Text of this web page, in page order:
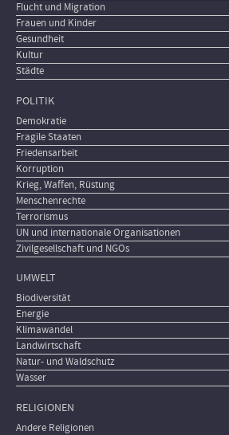
Flucht und Migration
Frauen und Kinder
Gesundheit
Kultur
Städte
POLITIK
Demokratie
Fragile Staaten
Friedensarbeit
Korruption
Krieg, Waffen, Rüstung
Menschenrechte
Terrorismus
UN und internationale Organisationen
Zivilgesellschaft und NGOs
UMWELT
Biodiversität
Energie
Klimawandel
Landwirtschaft
Natur- und Waldschutz
Wasser
RELIGIONEN
Andere Religionen